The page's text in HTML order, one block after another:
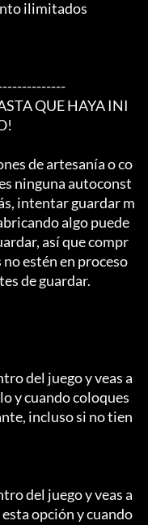
ilimitados
QUE HAYA INI
de artesanía o co
ninguna autoconst
intentar guardar m
algo puede
así que compr
estén en proceso
de guardar.
del juego y veas a
y cuando coloques
incluso si no tien
del juego y veas a
opción y cuando